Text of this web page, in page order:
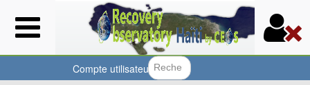
Aller
au
contenu
principal
Compte utilisateur